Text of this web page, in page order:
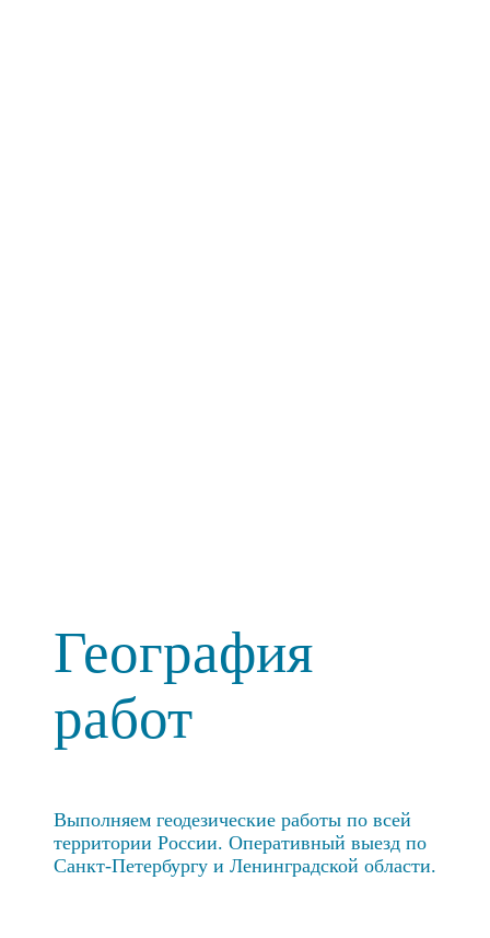
География
работ
Выполняем геодезические работы по всей
территории России. Оперативный выезд по
Санкт-Петербургу и Ленинградской области.